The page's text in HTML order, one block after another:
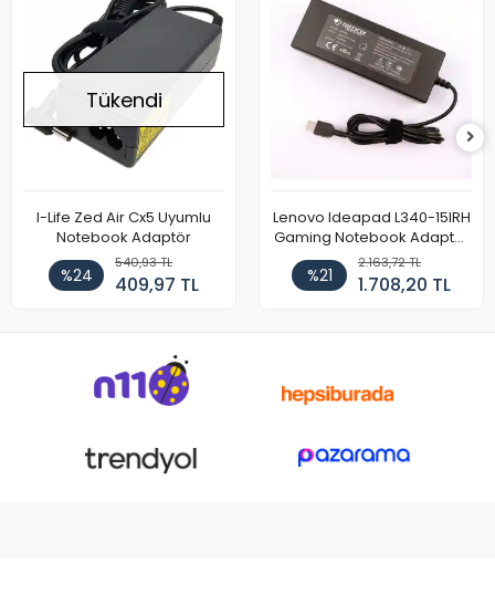
Tükendi
I-Life Zed Air Cx5 Uyumlu
Notebook Adaptör
%24
540,93 TL
409,97 TL
Lenovo Ideapad L340-15IRH
Gaming Notebook Adaptör
Cihazı Şarj Aleti (150W)
%21
2.163,72 TL
1.708,20 TL